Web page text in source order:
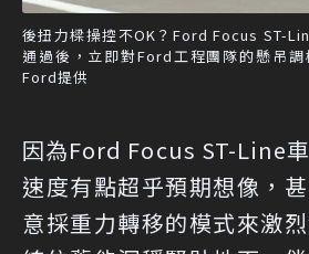
後扭力樑操控不OK？Ford Focus ST-
通過後，立即對Ford工程團隊的懸吊
Ford提供
因為Ford Focus ST-Line
速度有點超乎預期想像，
意採重力轉移的模式來激